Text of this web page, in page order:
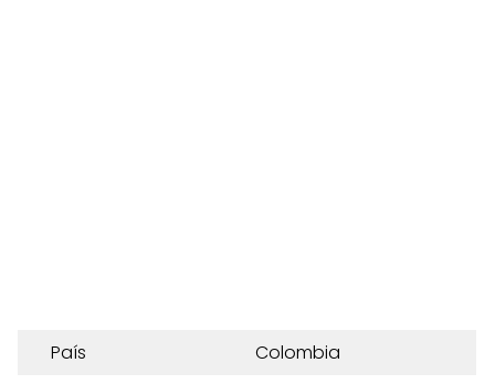
País
Colombia